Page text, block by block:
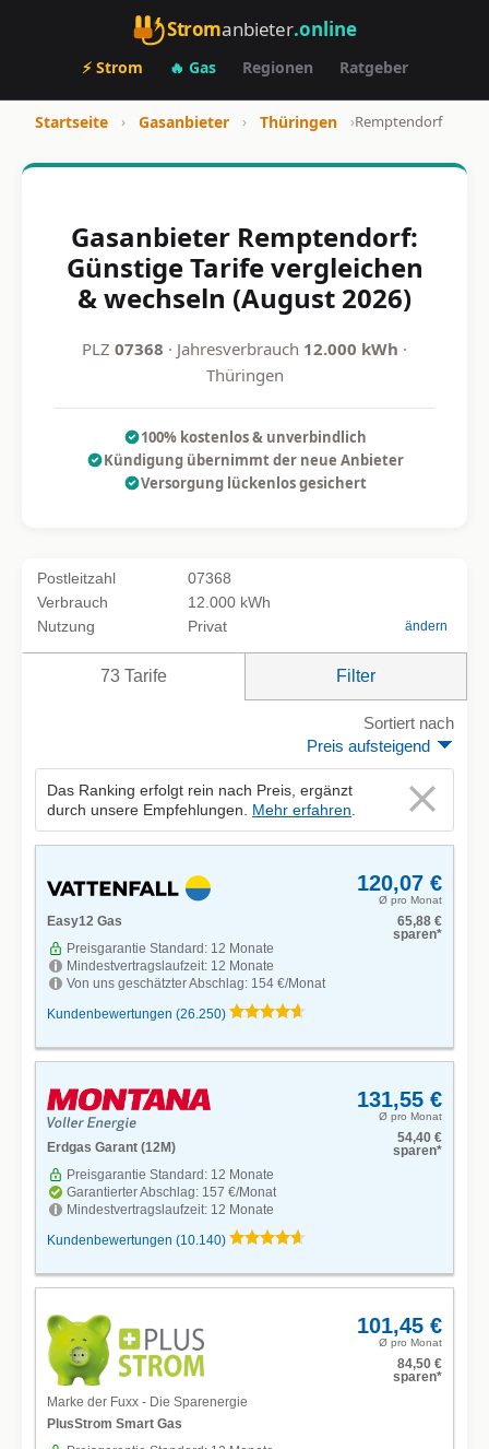
Stromanbieter.online
⚡ Strom 🔥 Gas Regionen Ratgeber
Startseite › Gasanbieter › Thüringen ›Remptendorf
Gasanbieter Remptendorf:
Günstige Tarife vergleichen
& wechseln (August 2026)
PLZ 07368 · Jahresverbrauch 12.000 kWh ·
Thüringen
100% kostenlos & unverbindlich
Kündigung übernimmt der neue Anbieter
Versorgung lückenlos gesichert